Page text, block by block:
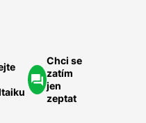
Chci se
zatím
jen
zeptat